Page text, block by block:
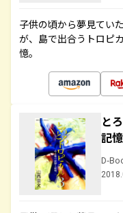
子供の頃から夢見てい
が、島で出合うトロピ
憶。
と
記
D-